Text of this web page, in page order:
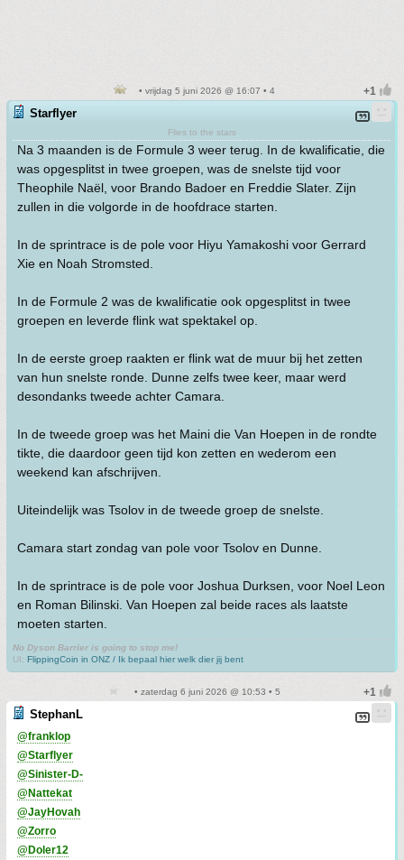
• vrijdag 5 juni 2026 @ 16:07 • 4
Starflyer
Flies to the stars
Na 3 maanden is de Formule 3 weer terug. In de kwalificatie, die
was opgesplitst in twee groepen, was de snelste tijd voor
Theophile Naël, voor Brando Badoer en Freddie Slater. Zijn
zullen in die volgorde in de hoofdrace starten.
In de sprintrace is de pole voor Hiyu Yamakoshi voor Gerrard
Xie en Noah Stromsted.
In de Formule 2 was de kwalificatie ook opgesplitst in twee
groepen en leverde flink wat spektakel op.
In de eerste groep raakten er flink wat de muur bij het zetten
van hun snelste ronde. Dunne zelfs twee keer, maar werd
desondanks tweede achter Camara.
In de tweede groep was het Maini die Van Hoepen in de rondte
tikte, die daardoor geen tijd kon zetten en wederom een
weekend kan afschrijven.
Uiteindelijk was Tsolov in de tweede groep de snelste.
Camara start zondag van pole voor Tsolov en Dunne.
In de sprintrace is de pole voor Joshua Durksen, voor Noel Leon
en Roman Bilinski. Van Hoepen zal beide races als laatste
moeten starten.
No Dyson Barrier is going to stop me!
UI: FlippingCoin in ONZ / Ik bepaal hier welk dier jij bent
• zaterdag 6 juni 2026 @ 10:53 • 5
StephanL
@franklop
@Starflyer
@Sinister-D-
@Nattekat
@JayHovah
@Zorro
@Doler12